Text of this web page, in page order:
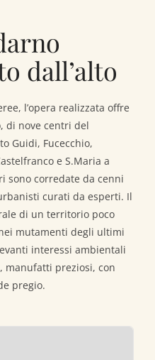
dall’alto
l’opera realizzata offre
di nove centri del
Guidi, Fucecchio,
e S.Maria a
sono corredate da cenni
curati da esperti. Il
di un territorio poco
mutamenti degli ultimi
interessi ambientali
manufatti preziosi, con
pregio.